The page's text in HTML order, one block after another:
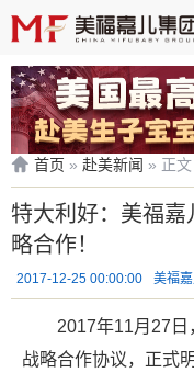
首页 » 赴美新闻 » 正文
特大利好：美福
略合作！
2017-12-25 00:00:00 美福
2017年11月27日
战略合作协议，正式